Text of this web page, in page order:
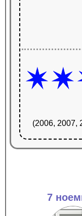
(2006, 2007,
7